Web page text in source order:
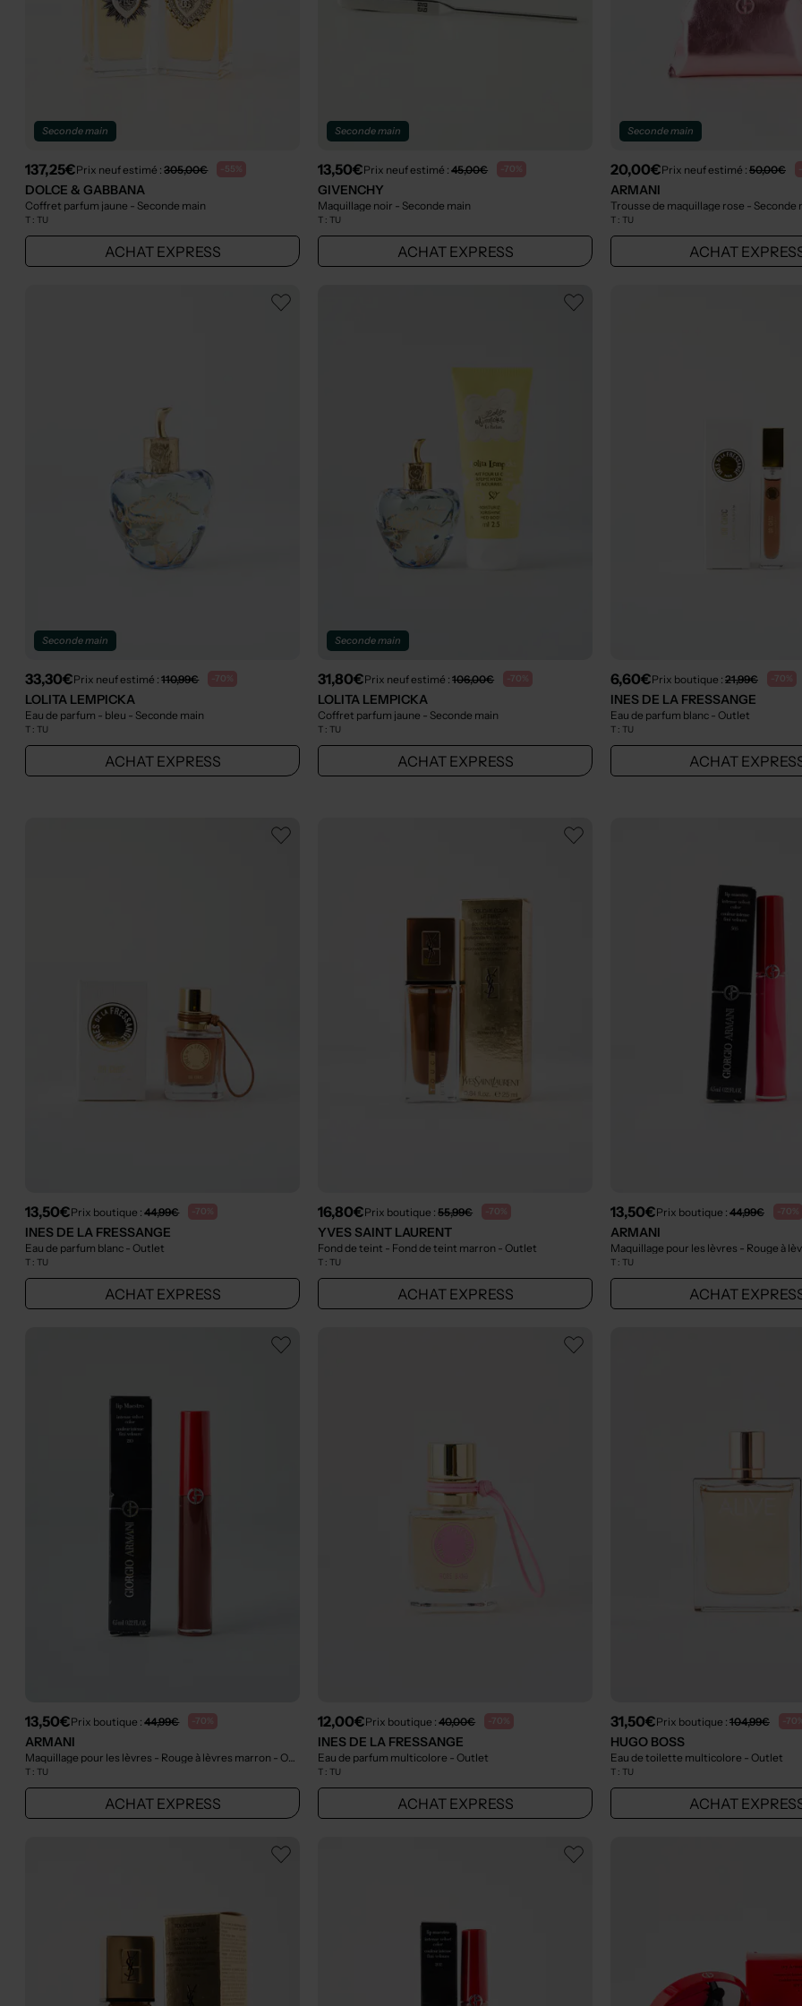
Seconde main
137,25€Prix neuf estimé :305,00€ -55%
DOLCE & GABBANA
Coffret parfum jaune - Seconde main
T : TU
ACHAT EXPRESS
Seconde main
13,50€Prix neuf estimé :45,00€ -70%
GIVENCHY
Maquillage noir - Seconde main
T : TU
ACHAT EXPRESS
Seconde main
20,00€Prix neuf estimé : 50,00€
ARMANI
Trousse de maquillage rose - Seconde
T : TU
ACHAT
Seconde main
33,30€Prix neuf estimé :110,99€ -70%
LOLITA LEMPICKA
Eau de parfum - bleu - Seconde main
T : TU
ACHAT EXPRESS
Seconde main
31,80€Prix neuf estimé :106,00€ -70%
LOLITA LEMPICKA
Coffret parfum jaune - Seconde main
T : TU
ACHAT EXPRESS
6,60€Prix boutique : 21,99€ -70%
INES DE LA FRESSANGE
Eau de parfum blanc - Outlet
T : TU
ACHAT
13,50€Prix boutique :44,99€ -70%
INES DE LA FRESSANGE
Eau de parfum blanc - Outlet
T : TU
ACHAT EXPRESS
16,80€Prix boutique :55,99€ -70%
YVES SAINT LAURENT
Fond de teint - Fond de teint marron - Outlet
T : TU
ACHAT EXPRESS
13,50€Prix boutique : 44,99€ -70%
ARMANI
Maquillage pour les lèvres - Rouge à
T : TU
ACHAT
13,50€Prix boutique :44,99€ -70%
ARMANI
Maquillage pour les lèvres - Rouge à lèvres marron - Outlet
T : TU
ACHAT EXPRESS
12,00€Prix boutique :40,00€ -70%
INES DE LA FRESSANGE
Eau de parfum multicolore - Outlet
T : TU
ACHAT EXPRESS
31,50€Prix boutique : 104,99€ -
HUGO BOSS
Eau de toilette multicolore - Outlet
T : TU
ACHAT